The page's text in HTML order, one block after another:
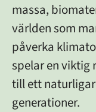
massa,
världen som
påverka
spelar en viktig
till ett
generationer.